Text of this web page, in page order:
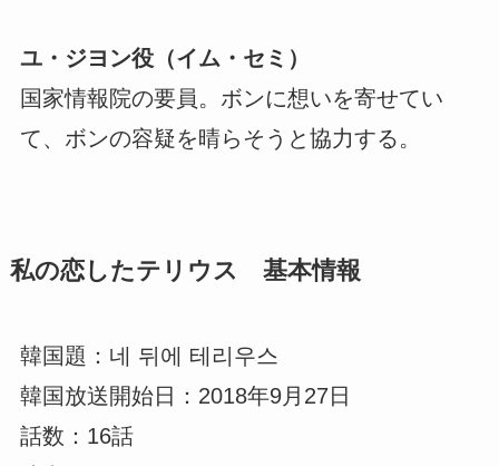
ユ・ジヨン役（イム・セミ）
国家情報院の要員。ボンに想いを寄せてい
て、ボンの容疑を晴らそうと協力する。
私の恋したテリウス 基本情報
韓国題：네 뒤에 테리우스
韓国放送開始日：2018年9月27日
話数：16話